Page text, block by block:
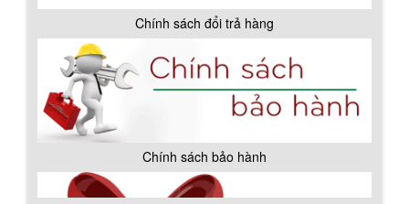
Chính sách đổi trả hàng
Chính sách bảo hành
VÌ SAO DOANH NGHIỆP NÊN CHỌN MÁY
Khám phá lý do doanh nghiệp nên
chọn máy nghiền màu sơn Á Âu: hiệu
suất cao, kiểm soát nhiệt tốt, tiết kiệm
ƯU ĐÃI ĐẶC BIỆT: GIÁ MÁY KHUẤY SƠN
CÔNG NGHIỆP GIẢM SỐC
Ưu đãi đặc biệt: Giá máy khuấy sơn
công nghiệp giảm sốc lên đến 20%.